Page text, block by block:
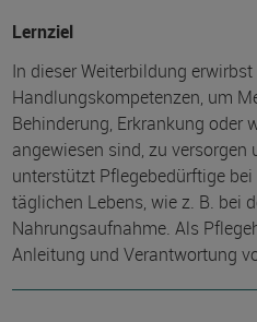
Lernziel
In dieser Weiterbildung
Handlungskompetenzen, um
Behinderung, Erkrankung oder
angewiesen sind, zu versorgen
unterstützt Pflegebedürftige
täglichen Lebens, wie z. B. bei
Nahrungsaufnahme. Als
Anleitung und Verantwortung